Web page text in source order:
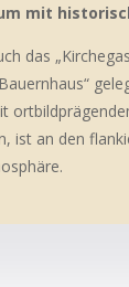
mit
das
ist an den